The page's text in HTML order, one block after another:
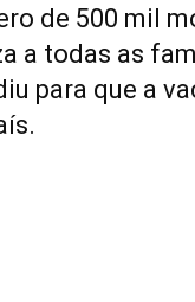
de 500 mil
a todas as
para que a